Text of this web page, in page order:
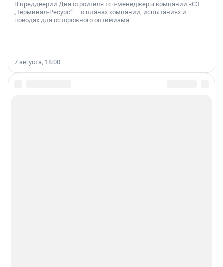
В преддверии Дня строителя топ-менеджеры компании «СЗ
„Терминал-Ресурс“ — о планах компании, испытаниях и
поводах для осторожного оптимизма.
7 августа, 18:00